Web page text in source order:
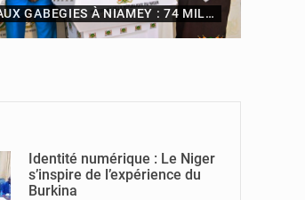
CHASSE AUX GABEGIES À NIAMEY : 74 MILLIARDS DE FCFA RECOUVRÉS PAR LA COLDEFF
Identité numérique : Le Niger
s’inspire de l’expérience du
Burkina